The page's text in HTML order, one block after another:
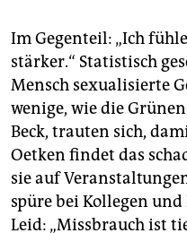
Im Gegenteil: „Ich
stärker.“ Statistisch
Mensch sexualisierte
wenige, wie die
Beck, trauten sich,
Oetken findet das
sie auf
spüre bei Kollegen
Leid: „Missbrauch ist